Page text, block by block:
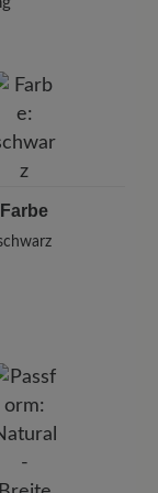
Bissingen,
Farbe